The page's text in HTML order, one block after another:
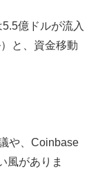
億ドルが流入
と、資金移動
や、Coinbase
風がありま